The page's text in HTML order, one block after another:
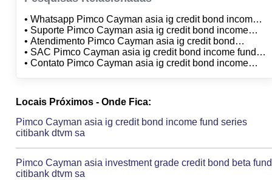
• Whatsapp Pimco Cayman asia ig credit bond income
fund citibank dtvm sa
• Suporte Pimco Cayman asia ig credit bond income
fund citibank dtvm sa
• Atendimento Pimco Cayman asia ig credit bond
income fund citibank dtvm sa
• SAC Pimco Cayman asia ig credit bond income fund
citibank dtvm sa
• Contato Pimco Cayman asia ig credit bond income
Locais Próximos - Onde Fica:
Pimco Cayman asia ig credit bond income fund series
citibank dtvm sa
Pimco Cayman asia investment grade credit bond beta fund
citibank dtvm sa